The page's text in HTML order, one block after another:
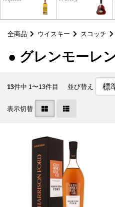
全商品 ウイスキー スコッチ
● グレンモーレ
13件中 1〜13件目 並び替え
表示切替